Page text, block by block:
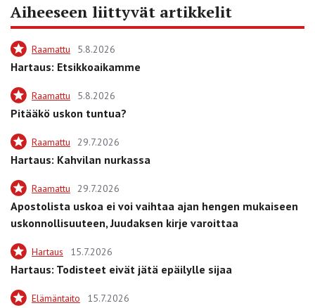
Aiheeseen liittyvät artikkelit
Raamattu 5.8.2026
Hartaus: Etsikkoaikamme
Raamattu 5.8.2026
Pitääkö uskon tuntua?
Raamattu 29.7.2026
Hartaus: Kahvilan nurkassa
Raamattu 29.7.2026
Apostolista uskoa ei voi vaihtaa ajan hengen mukaiseen
uskonnollisuuteen, Juudaksen kirje varoittaa
Hartaus 15.7.2026
Hartaus: Todisteet eivät jätä epäilylle sijaa
Elämäntaito 15.7.2026